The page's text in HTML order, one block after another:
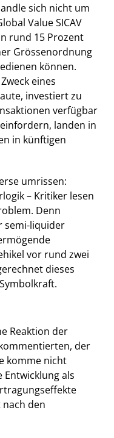
sich nicht um
Value SICAV
rund 15 Prozent
Grössenordnung
können.
eines
investiert zu
verfügbar
landen in
in künftigen
umrissen:
– Kritiker lesen
Denn
semi-liquider
vor rund zwei
dieses
Reaktion der
der
komme nicht
Entwicklung als
den